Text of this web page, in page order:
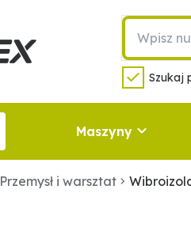
Szukaj
Maszyny
Przemysł i warsztat